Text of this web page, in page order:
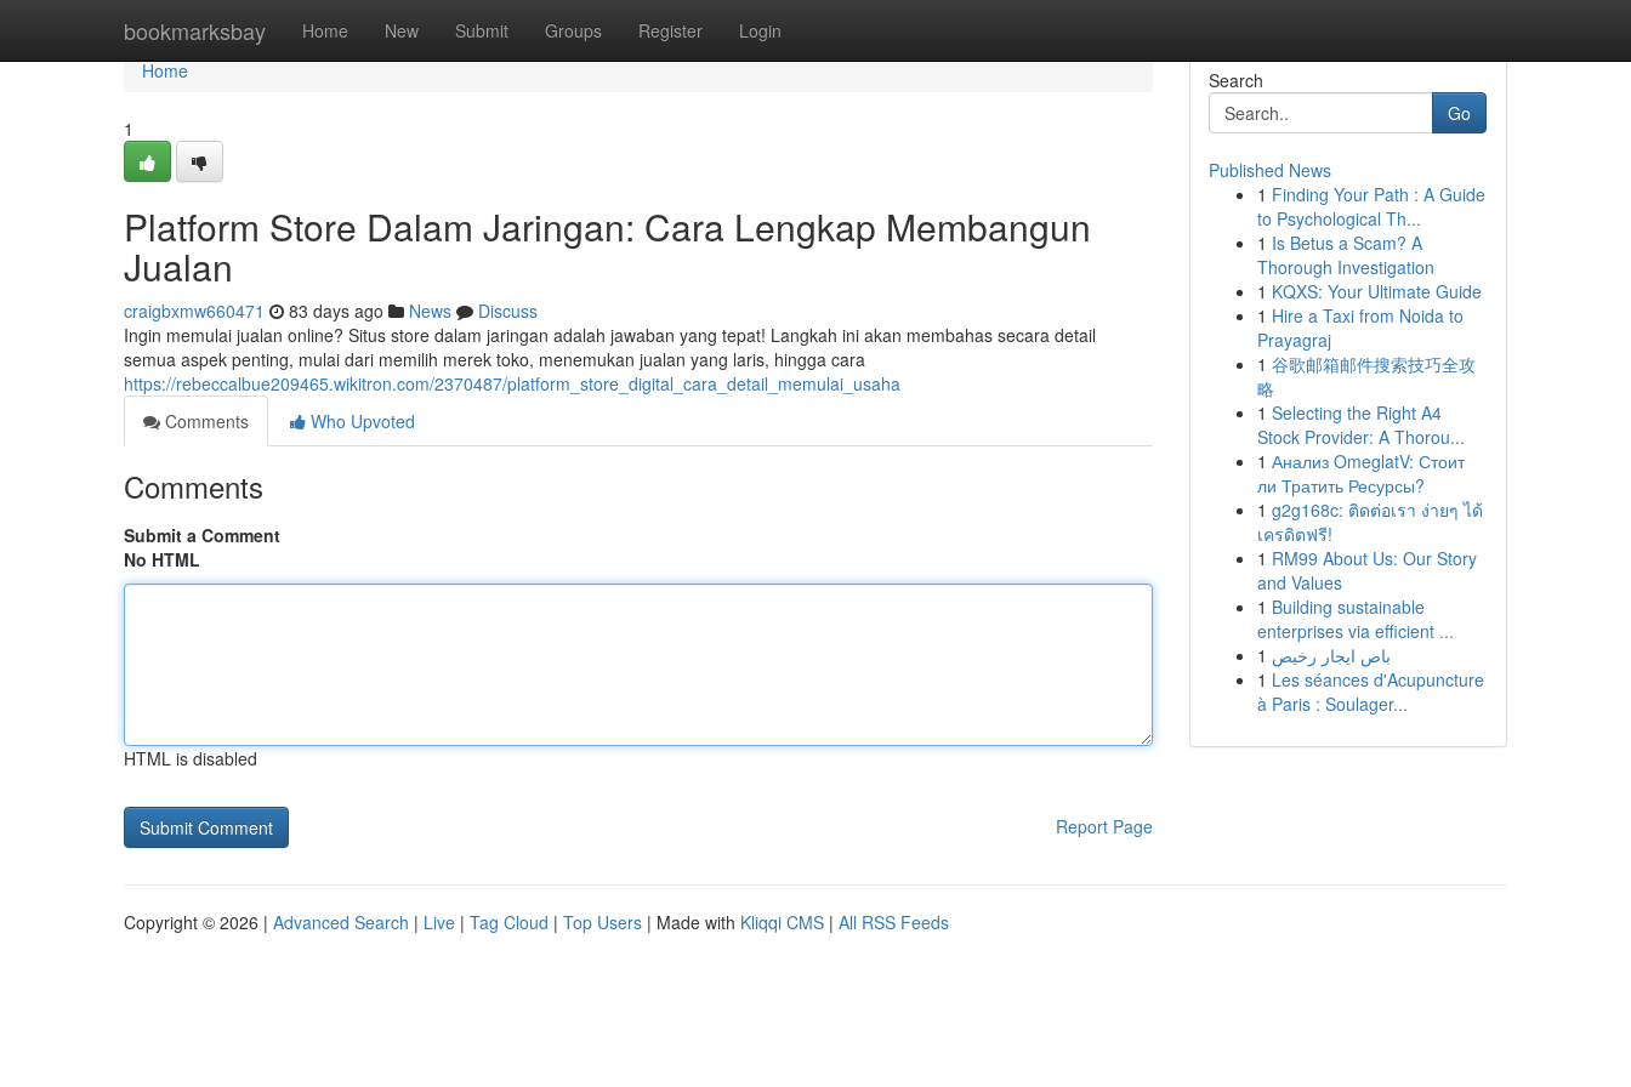
bookmarksbay Home New Submit Groups Register Login
Home
Home
1
Platform Store Dalam Jaringan: Cara Lengkap Membangun
Jualan
craigbxmw660471 83 days ago News
Discuss
Ingin memulai jualan online? Situs store dalam jaringan adalah jawaban yang tepat! Langkah ini akan membahas secara detail
semua aspek penting, mulai dari memilih merek toko, menemukan jualan yang laris, hingga cara
https://rebeccalbue209465.wikitron.com/2370487/platform_store_digital_cara_detail_memulai_usaha
Comments
Who Upvoted
Comments
Submit a Comment
No HTML
HTML is disabled
Report Page
Search
Go
Published News
1 Finding Your Path : A Guide
to Psychological Th...
1 Is Betus a Scam? A
Thorough Investigation
1 KQXS: Your Ultimate Guide
1 Hire a Taxi from Noida to
Prayagraj
1 谷歌邮箱邮件搜索技巧全攻
略
1 Selecting the Right A4
Stock Provider: A Thorou...
1 Анализ OmeglatV: Стоит
ли Тратить Ресурсы?
1 g2g168c: ติดต่อเรา ง่ายๆ ได้
เครดิตฟรี!
1 RM99 About Us: Our Story
and Values
1 Building sustainable
enterprises via efficient ...
1 باص ايجار رخيص
1 Les séances d'Acupuncture
à Paris : Soulager...
Copyright © 2026 | Advanced Search | Live | Tag Cloud | Top Users | Made with Kliqqi CMS | All RSS Feeds